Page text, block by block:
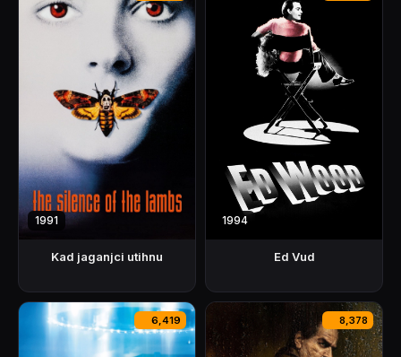
1991
Kad jaganjci utihnu
1994
Ed Vud
6,419 8,378